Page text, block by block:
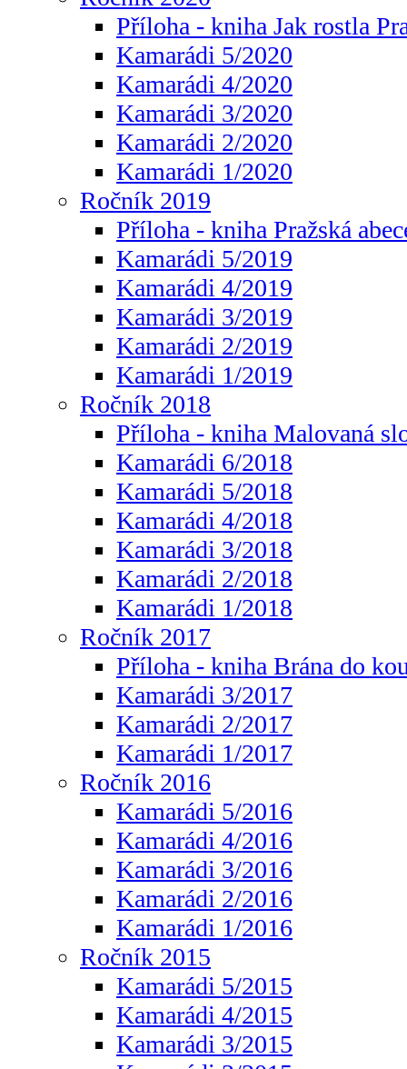
Příloha - kniha Jak rostla
Kamarádi 5/2020
Kamarádi 4/2020
Kamarádi 3/2020
Kamarádi 2/2020
Kamarádi 1/2020
Ročník 2019
Příloha - kniha Pražská
Kamarádi 5/2019
Kamarádi 4/2019
Kamarádi 3/2019
Kamarádi 2/2019
Kamarádi 1/2019
Ročník 2018
Příloha - kniha Malovaná
Kamarádi 6/2018
Kamarádi 5/2018
Kamarádi 4/2018
Kamarádi 3/2018
Kamarádi 2/2018
Kamarádi 1/2018
Ročník 2017
Příloha - kniha Brána do
Kamarádi 3/2017
Kamarádi 2/2017
Kamarádi 1/2017
Ročník 2016
Kamarádi 5/2016
Kamarádi 4/2016
Kamarádi 3/2016
Kamarádi 2/2016
Kamarádi 1/2016
Ročník 2015
Kamarádi 5/2015
Kamarádi 4/2015
Kamarádi 3/2015